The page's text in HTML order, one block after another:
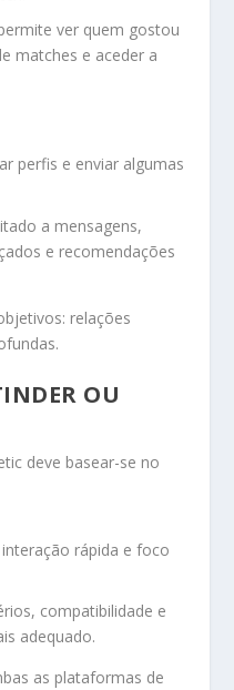
ver quem gostou
matches e aceder a
perfis e enviar algumas
a mensagens,
e recomendações
relações
OU
deve basear-se no
rápida e foco
compatibilidade e
adequado.
as plataformas de